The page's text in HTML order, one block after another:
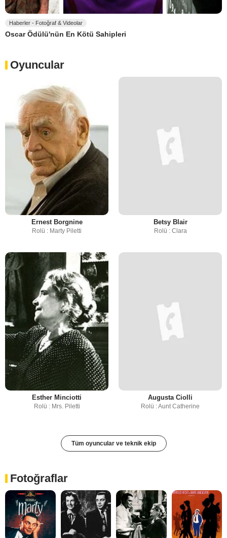
Haberler - Fotoğraf & Videolar
Oscar Ödülü'nün En Kötü Sahipleri
Oyuncular
Ernest Borgnine
Rolü : Marty Piletti
Betsy Blair
Rolü : Clara
Esther Minciotti
Rolü : Mrs. Piletti
Augusta Ciolli
Rolü : Aunt Catherine
Tüm oyuncular ve teknik ekip
Fotoğraflar